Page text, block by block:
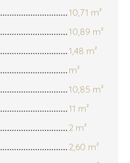
10,71 m²
10,89 m²
1,48 m²
m²
10,85 m²
11 m²
2 m²
2,60 m²